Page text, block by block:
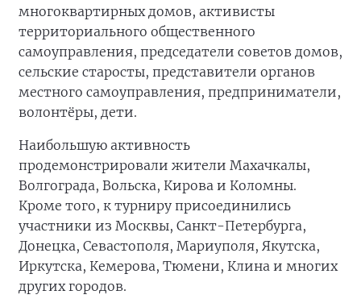
многоквартирных домов, активисты
территориального общественного
самоуправления, председатели советов домов,
сельские старосты, представители органов
местного самоуправления, предприниматели,
волонтёры, дети.
Наибольшую активность
продемонстрировали жители Махачкалы,
Волгограда, Вольска, Кирова и Коломны.
Кроме того, к турниру присоединились
участники из Москвы, Санкт-Петербурга,
Донецка, Севастополя, Мариуполя, Якутска,
Иркутска, Кемерова, Тюмени, Клина и многих
других городов.